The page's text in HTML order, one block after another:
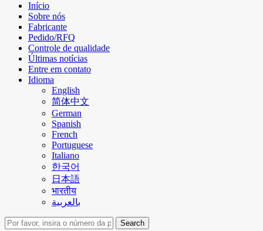
Início
Sobre nós
Fabricante
Pedido/RFQ
Controle de qualidade
Últimas notícias
Entre em contato
Idioma
English
简体中文
German
Spanish
French
Portuguese
Italiano
한국어
日本語
भारतीय
بالعربية
Search